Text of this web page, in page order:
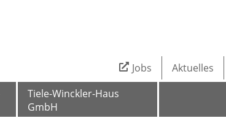
Tiele-Winckler-Haus
GmbH
Jobs Aktuelles